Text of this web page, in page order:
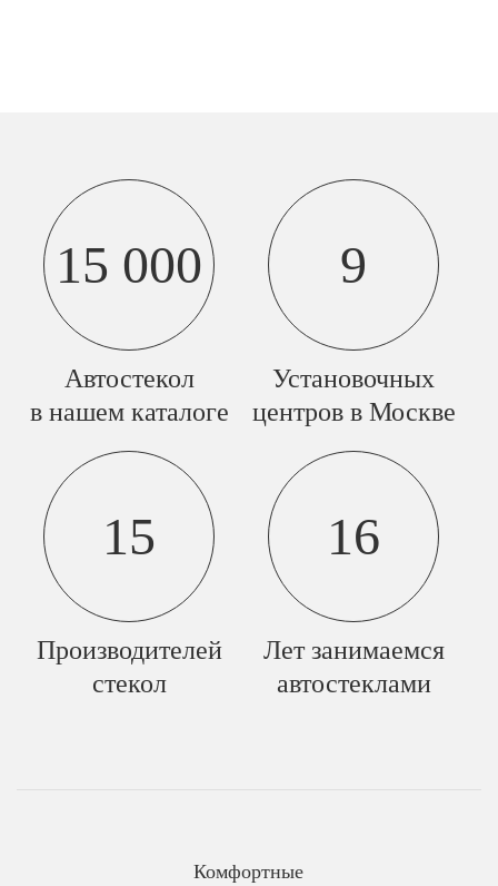
15 000
Автостекол
в нашем каталоге
9
Установочных
центров в Москве
15
Производителей
стекол
16
Лет занимаемся
автостеклами
Комфортные